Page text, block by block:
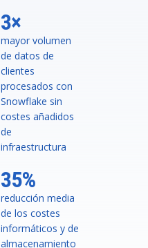
3×
mayor volumen
de datos de
clientes
procesados con
Snowflake sin
costes añadidos
de
infraestructura
35%
reducción media
de los costes
informáticos y de
almacenamiento